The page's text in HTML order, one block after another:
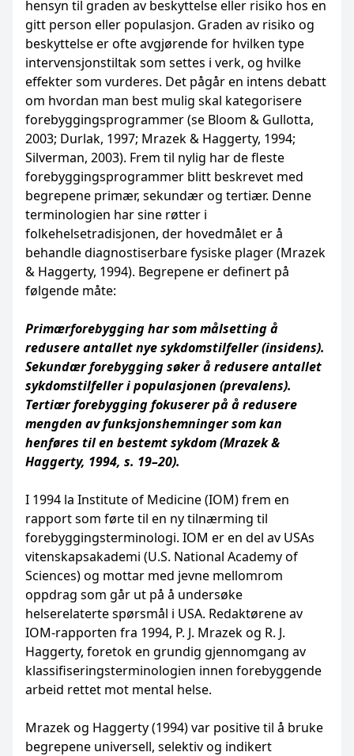
hensyn til graden av beskyttelse eller risiko hos en
gitt person eller populasjon. Graden av risiko og
beskyttelse er ofte avgjørende for hvilken type
intervensjonstiltak som settes i verk, og hvilke
effekter som vurderes. Det pågår en intens debatt
om hvordan man best mulig skal kategorisere
forebyggingsprogrammer (se Bloom & Gullotta,
2003; Durlak, 1997; Mrazek & Haggerty, 1994;
Silverman, 2003). Frem til nylig har de fleste
forebyggingsprogrammer blitt beskrevet med
begrepene primær, sekundær og tertiær. Denne
terminologien har sine røtter i
folkehelsetradisjonen, der hovedmålet er å
behandle diagnostiserbare fysiske plager (Mrazek
& Haggerty, 1994). Begrepene er definert på
følgende måte:
Primærforebygging har som målsetting å
redusere antallet nye sykdomstilfeller (insidens).
Sekundær forebygging søker å redusere antallet
sykdomstilfeller i populasjonen (prevalens).
Tertiær forebygging fokuserer på å redusere
mengden av funksjonshemninger som kan
henføres til en bestemt sykdom (Mrazek &
Haggerty, 1994, s. 19–20).
I 1994 la Institute of Medicine (IOM) frem en
rapport som førte til en ny tilnærming til
forebyggingsterminologi. IOM er en del av USAs
vitenskapsakademi (U.S. National Academy of
Sciences) og mottar med jevne mellomrom
oppdrag som går ut på å undersøke
helserelaterte spørsmål i USA. Redaktørene av
IOM-rapporten fra 1994, P. J. Mrazek og R. J.
Haggerty, foretok en grundig gjennomgang av
klassifiseringsterminologien innen forebyggende
arbeid rettet mot mental helse.
Mrazek og Haggerty (1994) var positive til å bruke
begrepene universell, selektiv og indikert